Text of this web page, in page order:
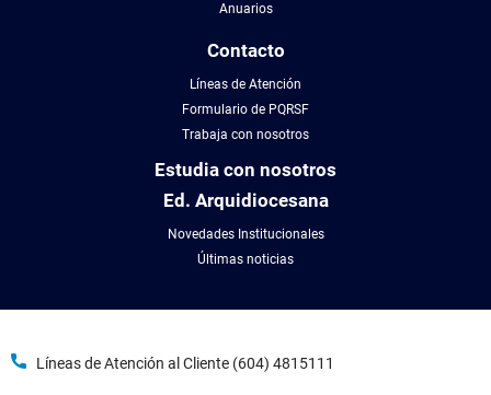
Anuarios
Contacto
Líneas de Atención
Formulario de PQRSF
Trabaja con nosotros
Estudia con nosotros
Ed. Arquidiocesana
Novedades Institucionales
Últimas noticias
Líneas de Atención al Cliente (604) 4815111